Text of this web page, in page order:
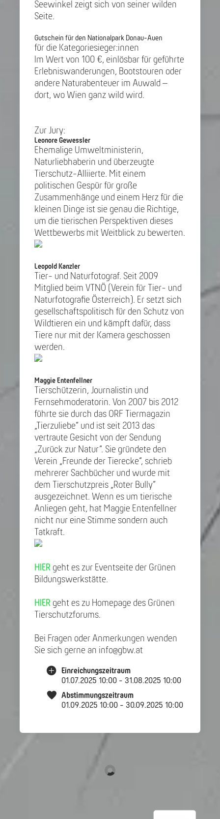
Seewinkel zeigt sich von seiner wilden
Seite.
Gutschein für den Nationalpark Donau-Auen
für die Kategoriesieger:innen
Im Wert von 100 €, einlösbar für geführte
Erlebniswanderungen, Bootstouren oder
andere Naturabenteuer im Auwald –
dort, wo Wien ganz wild wird.
Zur Jury:
Leonore Gewessler
Ehemalige Umweltministerin,
Naturliebhaberin und überzeugte
Tierschutz-Alliierte. Mit einem
politischen Gespür für große
Zusammenhänge und einem Herz für die
kleinen Dinge ist sie genau die Richtige,
um die tierischen Perspektiven dieses
Wettbewerbs mit Weitblick zu bewerten.
Leopold Kanzler
Tier- und Naturfotograf. Seit 2009
Mitglied beim VTNÖ (Verein für Tier- und
Naturfotografie Österreich). Er setzt sich
gesellschaftspolitisch für den Schutz von
Wildtieren ein und kämpft dafür, dass
Tiere nur mit der Kamera geschossen
werden.
Maggie Entenfellner
Tierschützerin, Journalistin und
Fernsehmoderatorin. Von 2007 bis 2012
führte sie durch das ORF Tiermagazin
„Tierzuliebe“ und ist seit 2013 das
vertraute Gesicht von der Sendung
„Zurück zur Natur“. Sie gründete den
Verein „Freunde der Tierecke“, schrieb
mehrerer Sachbücher und wurde mit
dem Tierschutzpreis „Roter Bully“
ausgezeichnet. Wenn es um tierische
Anliegen geht, hat Maggie Entenfellner
nicht nur eine Stimme sondern auch
Tatkraft.
HIER geht es zur Eventseite der Grünen
Bildungswerkstätte.
HIER geht es zu Homepage des Grünen
Tierschutzforums.
Bei Fragen oder Anmerkungen wenden
Sie sich gerne an info@gbw.at
Einreichungszeitraum
01.07.2025 10:00 - 31.08.2025 10:00
Abstimmungszeitraum
01.09.2025 10:00 - 30.09.2025 10:00